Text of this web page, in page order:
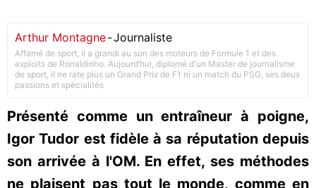
Arthur Montagne-Journaliste
Affamé de sport, il a grandi au son des moteurs de Formule 1 et des
exploits de Ronaldinho. Aujourd’hui, diplomé d'un Master de journalisme
de sport, il ne rate plus un Grand Prix de F1 ni un match du PSG, ses deux
passions et spécialités
Présenté comme un entraîneur à poigne,
Igor Tudor est fidèle à sa réputation depuis
son arrivée à l'OM. En effet, ses méthodes
ne plaisent pas tout le monde, comme en